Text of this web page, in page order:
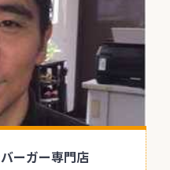
ーガー専門店